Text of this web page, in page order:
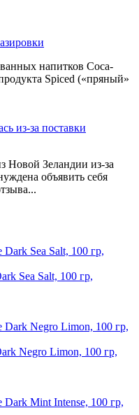
напитков Coca-
Spiced («пряный»
из-за поставки
Новой Зеландии из-за
объявить себя
Sea Salt, 100 гр,
Negro Limon, 100 гр,